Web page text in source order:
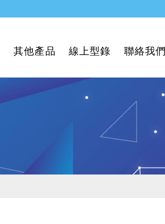
其他產品 線上型錄 聯絡我們